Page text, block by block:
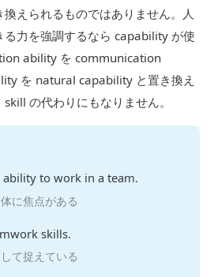
えられるものではありません。人
る力を強調するなら capability が使
ability を communication
を natural capability と置き換え
の代わりにもなりません。
ability to work in a team.
に焦点がある
skills.
て捉えている